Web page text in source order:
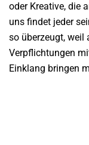
oder Kreative, die
uns findet jeder
so überzeugt, weil
Verpflichtungen
Einklang bringen